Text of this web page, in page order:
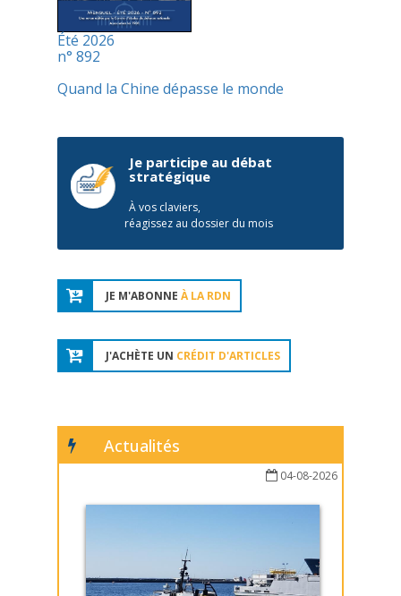
Été 2026
n° 892
Quand la Chine dépasse le monde
Je participe au débat
stratégique
À vos claviers,
réagissez au dossier du mois
JE M'ABONNE À LA RDN
J'ACHÈTE UN CRÉDIT D'ARTICLES
Actualités
04-08-2026